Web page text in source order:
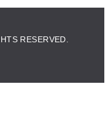
RESERVED.